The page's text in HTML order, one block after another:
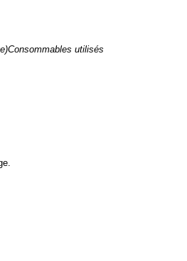
utilisés